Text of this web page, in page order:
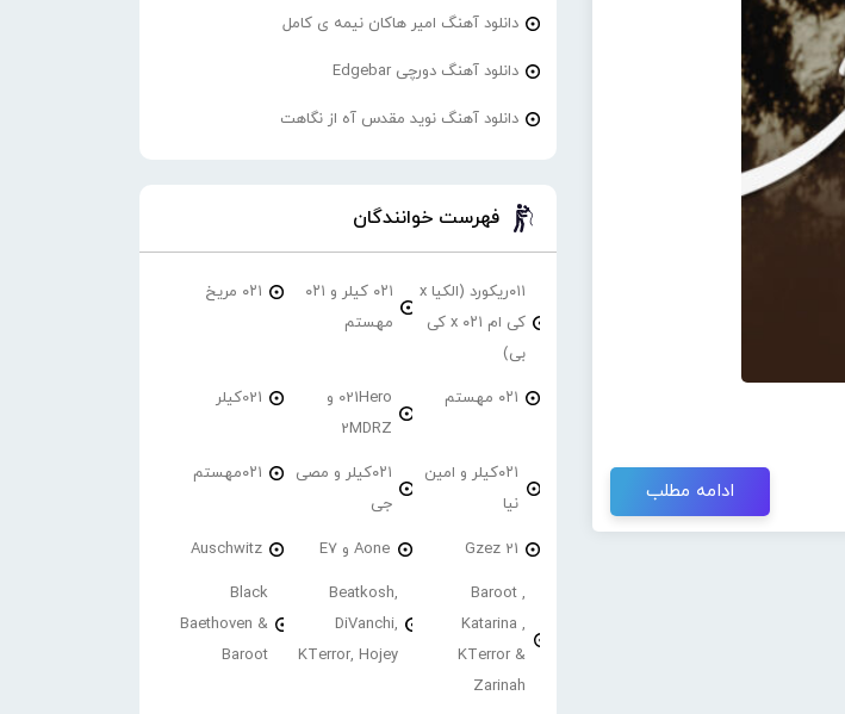
ادامه مطلب
دانلود آهنگ امیر هاکان نیمه ی کامل
دانلود آهنگ دورچی Edgebar
دانلود آهنگ نوید مقدس آه از نگاهت
فهرست خوانندگان
۰۱۱ریکورد (الکیا x
کی ام ۰۲۱ x کی
بی)
۰۲۱ کیلر و ۰۲۱
مهستم
۰۲۱ مریخ
۰۲۱ مهستم
021Hero و
2MDRZ
021کیلر
۰۲۱کیلر و امین
نیا
۰۲۱کیلر و مصی
جی
۰۲۱مهستم
21 Gzez Aone و E7 Auschwitz
Baroot ,
Katarina ,
KTerror &
Zarinah
Beatkosh,
DiVanchi,
KTerror, Hojey
Black
Baethoven &
Baroot